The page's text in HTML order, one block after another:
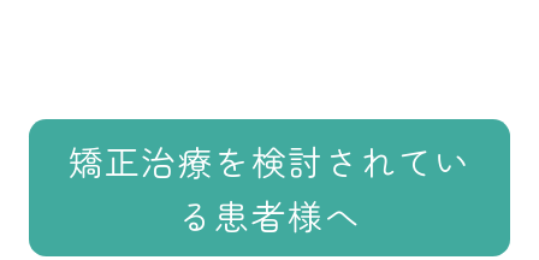
矯正治療を検討されてい
る患者様へ